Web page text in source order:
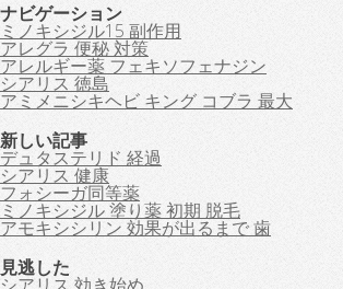
ナビゲーション
ミノキシジル15 副作用
アレグラ 便秘 対策
アレルギー薬 フェキソフェナジン
シアリス 徳島
アミメニシキヘビ キング コブラ 最大
新しい記事
デュタステリド 経過
シアリス 健康
フォシーガ同等薬
ミノキシジル 塗り薬 初期 脱毛
アモキシシリン 効果が出るまで 歯
見逃した